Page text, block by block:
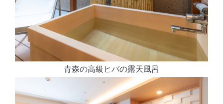
青森の高級ヒバの露天風呂